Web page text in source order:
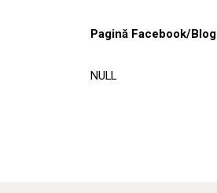
Pagină Facebook/Blog
NULL